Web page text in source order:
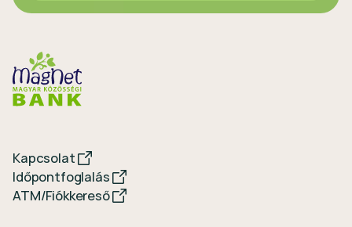
Kapcsolat
Időpontfoglalás
ATM/Fiókkereső